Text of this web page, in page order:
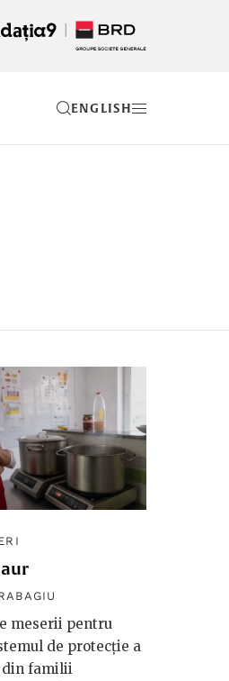
EN
meserii pentru
de protecție a
din familii